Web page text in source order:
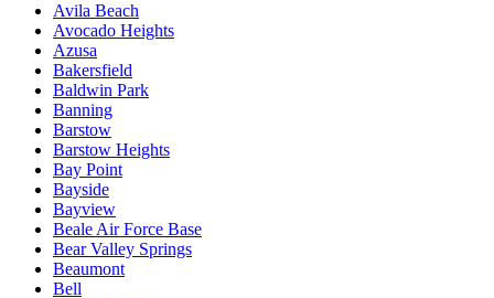
Avila Beach
Avocado Heights
Azusa
Bakersfield
Baldwin Park
Banning
Barstow
Barstow Heights
Bay Point
Bayside
Bayview
Beale Air Force Base
Bear Valley Springs
Beaumont
Bell